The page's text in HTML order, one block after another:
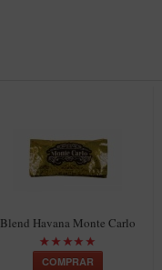
Blend Havana Monte Carlo
COMPRAR